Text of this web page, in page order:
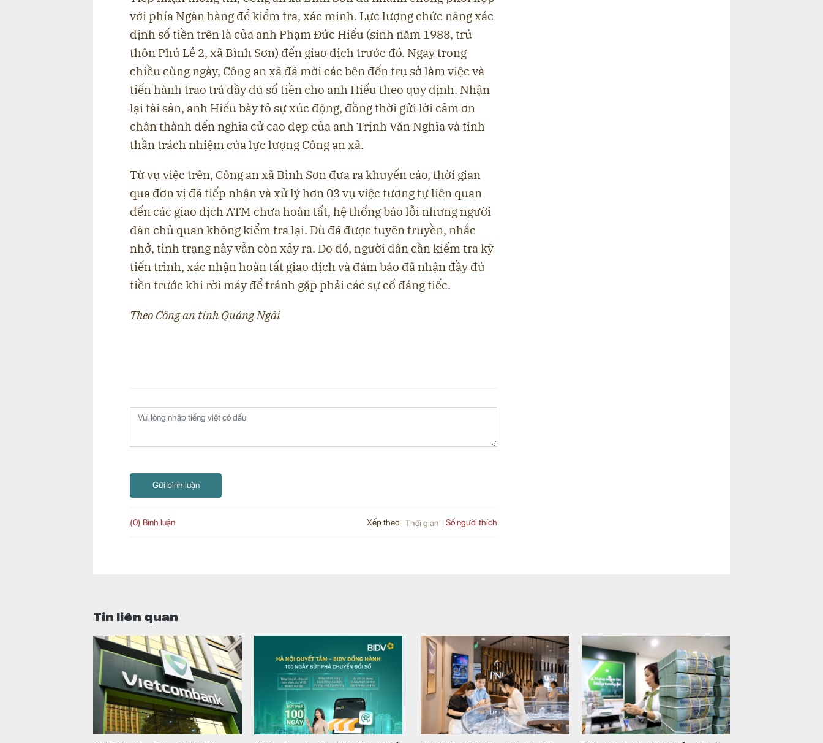
với phía Ngân hàng để kiểm tra, xác minh. Lực lượng chức năng xác
định số tiền trên là của anh Phạm Đức Hiếu (sinh năm 1988, trú
thôn Phú Lễ 2, xã Bình Sơn) đến giao dịch trước đó. Ngay trong
chiều cùng ngày, Công an xã đã mời các bên đến trụ sở làm việc và
tiến hành trao trả đầy đủ số tiền cho anh Hiếu theo quy định. Nhận
lại tài sản, anh Hiếu bày tỏ sự xúc động, đồng thời gửi lời cảm ơn
chân thành đến nghĩa cử cao đẹp của anh Trịnh Văn Nghĩa và tinh
thần trách nhiệm của lực lượng Công an xã.
Từ vụ việc trên, Công an xã Bình Sơn đưa ra khuyến cáo, thời gian
qua đơn vị đã tiếp nhận và xử lý hơn 03 vụ việc tương tự liên quan
đến các giao dịch ATM chưa hoàn tất, hệ thống báo lỗi nhưng người
dân chủ quan không kiểm tra lại. Dù đã được tuyên truyền, nhắc
nhở, tình trạng này vẫn còn xảy ra. Do đó, người dân cần kiểm tra kỹ
tiến trình, xác nhận hoàn tất giao dịch và đảm bảo đã nhận đầy đủ
tiền trước khi rời máy để tránh gặp phải các sự cố đáng tiếc.
Theo Công an tỉnh Quảng Ngãi
Gửi bình luận
(0) Bình luận Xếp theo: Thời gian Số người thích
Tin liên quan